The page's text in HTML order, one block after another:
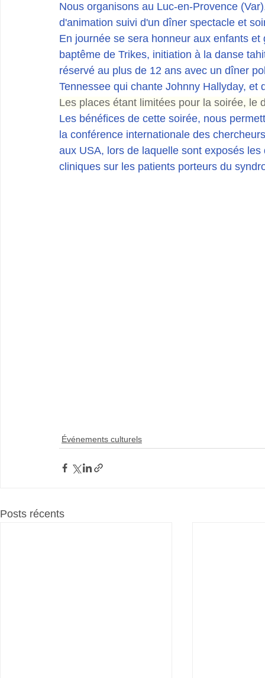
Nous organisons au Luc-en-Provence
d'animation suivi d'un dîner spectacle et
En journée se sera honneur aux enfants
baptême de Trikes, initiation à la danse
réservé au plus de 12 ans avec un dîner
Tennessee qui chante Johnny Hallyday,
Les places étant limitées pour la soirée, le
Les bénéfices de cette soirée, nous
la conférence internationale des
aux USA, lors de laquelle sont exposés
cliniques sur les patients porteurs du
Événements culturels
Posts récents